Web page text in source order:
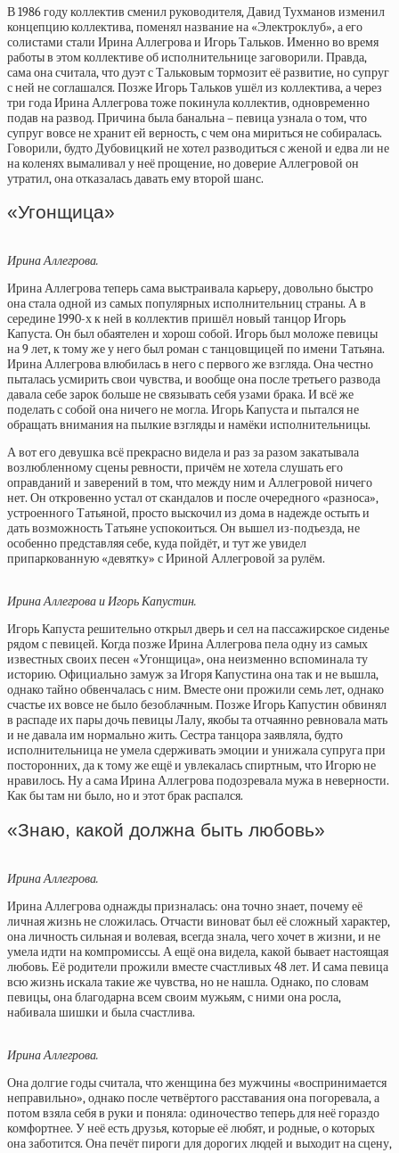
В 1986 году коллектив сменил руководителя, Давид Тухманов изменил
концепцию коллектива, поменял название на «Электроклуб», а его
солистами стали Ирина Аллегрова и Игорь Тальков. Именно во время
работы в этом коллективе об исполнительнице заговорили. Правда,
сама она считала, что дуэт с Тальковым тормозит её развитие, но супруг
с ней не соглашался. Позже Игорь Тальков ушёл из коллектива, а через
три года Ирина Аллегрова тоже покинула коллектив, одновременно
подав на развод. Причина была банальна – певица узнала о том, что
супруг вовсе не хранит ей верность, с чем она мириться не собиралась.
Говорили, будто Дубовицкий не хотел разводиться с женой и едва ли не
на коленях вымаливал у неё прощение, но доверие Аллегровой он
утратил, она отказалась давать ему второй шанс.
«Угонщица»
Ирина Аллегрова.
Ирина Аллегрова теперь сама выстраивала карьеру, довольно быстро
она стала одной из самых популярных исполнительниц страны. А в
середине 1990-х к ней в коллектив пришёл новый танцор Игорь
Капуста. Он был обаятелен и хорош собой. Игорь был моложе певицы
на 9 лет, к тому же у него был роман с танцовщицей по имени Татьяна.
Ирина Аллегрова влюбилась в него с первого же взгляда. Она честно
пыталась усмирить свои чувства, и вообще она после третьего развода
давала себе зарок больше не связывать себя узами брака. И всё же
поделать с собой она ничего не могла. Игорь Капуста и пытался не
обращать внимания на пылкие взгляды и намёки исполнительницы.
А вот его девушка всё прекрасно видела и раз за разом закатывала
возлюбленному сцены ревности, причём не хотела слушать его
оправданий и заверений в том, что между ним и Аллегровой ничего
нет. Он откровенно устал от скандалов и после очередного «разноса»,
устроенного Татьяной, просто выскочил из дома в надежде остыть и
дать возможность Татьяне успокоиться. Он вышел из-подъезда, не
особенно представляя себе, куда пойдёт, и тут же увидел
припаркованную «девятку» с Ириной Аллегровой за рулём.
Ирина Аллегрова и Игорь Капустин.
Игорь Капуста решительно открыл дверь и сел на пассажирское сиденье
рядом с певицей. Когда позже Ирина Аллегрова пела одну из самых
известных своих песен «Угонщица», она неизменно вспоминала ту
историю. Официально замуж за Игоря Капустина она так и не вышла,
однако тайно обвенчалась с ним. Вместе они прожили семь лет, однако
счастье их вовсе не было безоблачным. Позже Игорь Капустин обвинял
в распаде их пары дочь певицы Лалу, якобы та отчаянно ревновала мать
и не давала им нормально жить. Сестра танцора заявляла, будто
исполнительница не умела сдерживать эмоции и унижала супруга при
посторонних, да к тому же ещё и увлекалась спиртным, что Игорю не
нравилось. Ну а сама Ирина Аллегрова подозревала мужа в неверности.
Как бы там ни было, но и этот брак распался.
«Знаю, какой должна быть любовь»
Ирина Аллегрова.
Ирина Аллегрова однажды призналась: она точно знает, почему её
личная жизнь не сложилась. Отчасти виноват был её сложный характер,
она личность сильная и волевая, всегда знала, чего хочет в жизни, и не
умела идти на компромиссы. А ещё она видела, какой бывает настоящая
любовь. Её родители прожили вместе счастливых 48 лет. И сама певица
всю жизнь искала такие же чувства, но не нашла. Однако, по словам
певицы, она благодарна всем своим мужьям, с ними она росла,
набивала шишки и была счастлива.
Ирина Аллегрова.
Она долгие годы считала, что женщина без мужчины «воспринимается
неправильно», однако после четвёртого расставания она погоревала, а
потом взяла себя в руки и поняла: одиночество теперь для неё гораздо
комфортнее. У неё есть друзья, которые её любят, и родные, о которых
она заботится. Она печёт пироги для дорогих людей и выходит на сцену,